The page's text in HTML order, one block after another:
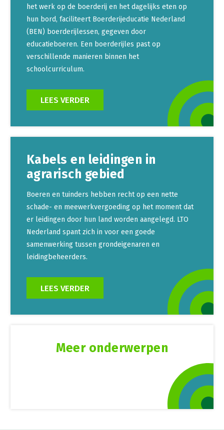
het werk op de boerderij en het dagelijks eten op
hun bord, faciliteert Boerderijeducatie Nederland
(BEN) boerderijlessen, gegeven door
educatieboeren. Een boerderijles past op
verschillende manieren binnen het
schoolcurriculum.
LEES VERDER
Kabels en leidingen in
agrarisch gebied
Boeren en tuinders hebben recht op een nette
schade- en meewerkvergoeding op het moment dat
er leidingen door hun land worden aangelegd. LTO
Nederland spant zich in voor een goede
samenwerking tussen grondeigenaren en
leidingbeheerders.
LEES VERDER
Meer onderwerpen